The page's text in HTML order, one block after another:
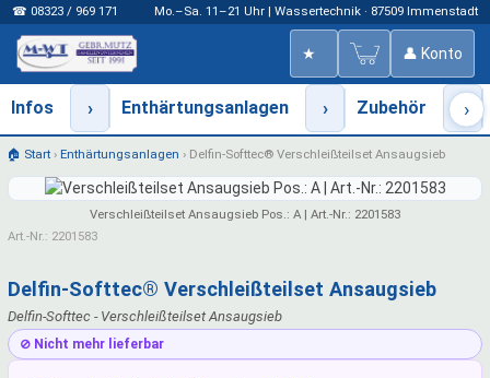
☎ 08323 / 969 171 Mo.–Sa. 11–21 Uhr | Wassertechnik · 87509 Immenstadt
★ 👤 Konto
Infos › Enthärtungsanlagen › Zubehör ››
🏠 Start› Enthärtungsanlagen › Delfin-Softtec® Verschleißteilset Ansaugsieb
Verschleißteilset Ansaugsieb Pos.: A | Art.-Nr.: 2201583
Art.-Nr.: 2201583
Delfin-Softtec® Verschleißteilset Ansaugsieb
Delfin-Softtec - Verschleißteilset Ansaugsieb
⊘ Nicht mehr lieferbar